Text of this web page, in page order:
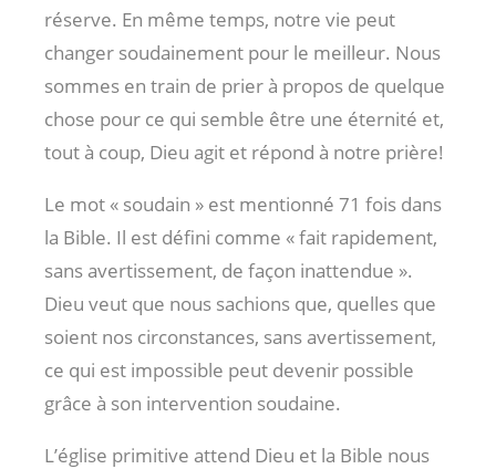
réserve. En même temps, notre vie peut
changer soudainement pour le meilleur. Nous
sommes en train de prier à propos de quelque
chose pour ce qui semble être une éternité et,
tout à coup, Dieu agit et répond à notre prière!
Le mot « soudain » est mentionné 71 fois dans
la Bible. Il est défini comme « fait rapidement,
sans avertissement, de façon inattendue ».
Dieu veut que nous sachions que, quelles que
soient nos circonstances, sans avertissement,
ce qui est impossible peut devenir possible
grâce à son intervention soudaine.
L’église primitive attend Dieu et la Bible nous